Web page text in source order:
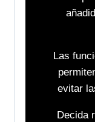
Las
evitar
Decida